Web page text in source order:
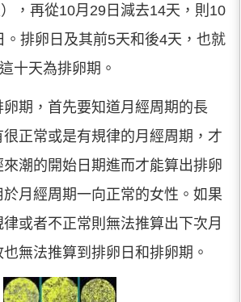
），再從10月29日減去14天，則10
。排卵日及其前5天和後4天，也就
十天為排卵期。
期，首先要知道月經周期的長
正常或是有規律的月經周期，才
潮的開始日期進而才能算出排卵
月經周期一向正常的女性。如果
或者不正常則無法推算出下次月
無法推算到排卵日和排卵期。